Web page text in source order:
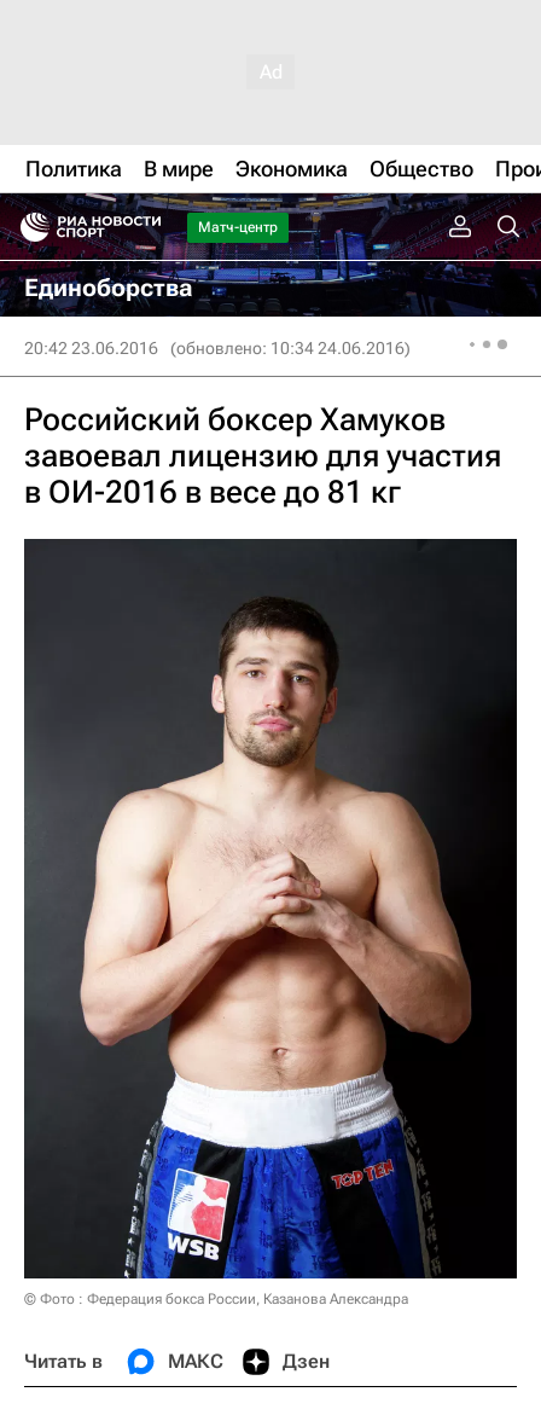
Политика В мире Экономика Общество
Матч-центр
Единоборства
20:42 23.06.2016 (обновлено: 10:34 24.06.2016)
Российский боксер Хамуков
завоевал лицензию для участия
в ОИ-2016 в весе до 81 кг
© Фото : Федерация бокса России, Казанова Александра
Читать в МАКС Дзен